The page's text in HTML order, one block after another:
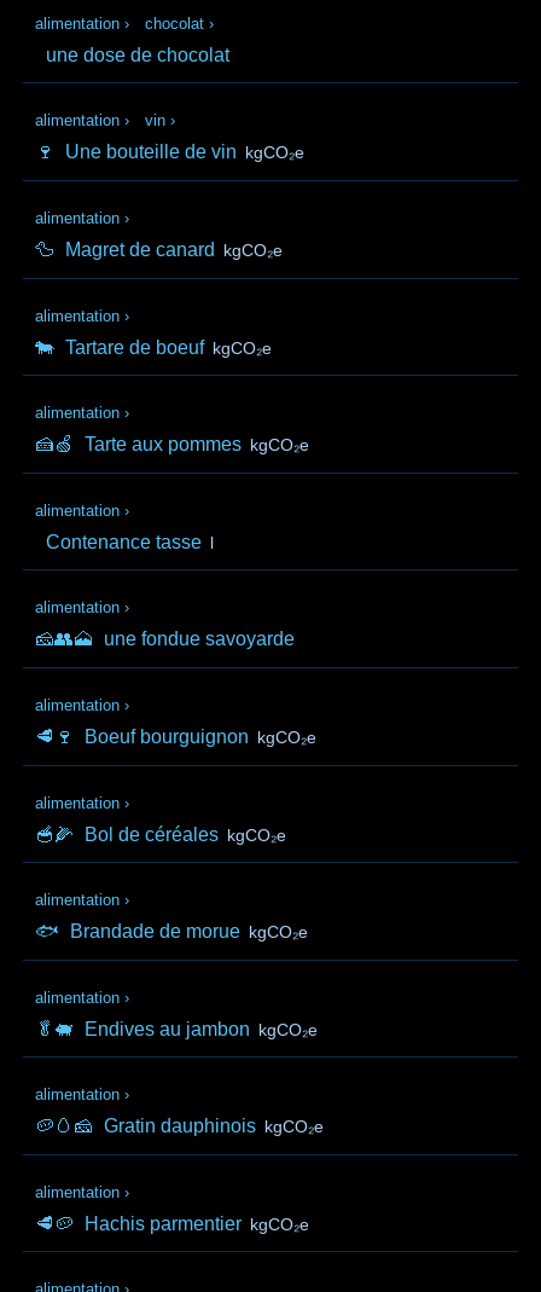
alimentation › chocolat ›
une dose de chocolat
alimentation › vin ›
🍷 Une bouteille de vin kgCO₂e
alimentation ›
🦆 Magret de canard kgCO₂e
alimentation ›
🐄 Tartare de boeuf kgCO₂e
alimentation ›
🍰🍏 Tarte aux pommes kgCO₂e
alimentation ›
Contenance tasse l
alimentation ›
🧀👥🗻 une fondue savoyarde
alimentation ›
🥩🍷 Boeuf bourguignon kgCO₂e
alimentation ›
🥣🌽 Bol de céréales kgCO₂e
alimentation ›
🐟 Brandade de morue kgCO₂e
alimentation ›
🥬🐖 Endives au jambon kgCO₂e
alimentation ›
🥔🥚🧀 Gratin dauphinois kgCO₂e
alimentation ›
🥩🥔 Hachis parmentier kgCO₂e